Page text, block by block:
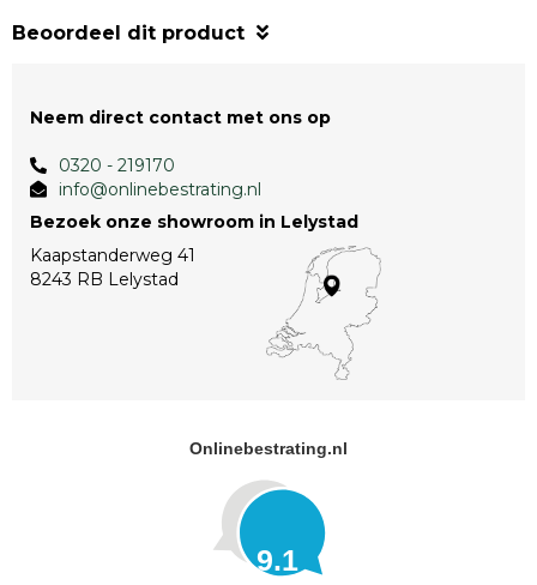
Beoordeel dit product
Neem direct contact met ons op
0320 - 219170
info@onlinebestrating.nl
Bezoek onze showroom in Lelystad
Kaapstanderweg 41
8243 RB Lelystad
Onlinebestrating.nl
9.1